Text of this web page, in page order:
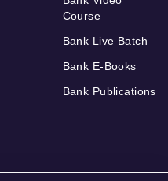
Course
Bank Live Batch
Bank E-Books
Bank Publications